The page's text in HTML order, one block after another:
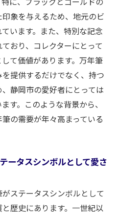
の価値を最大化するため
ン万年筆高価買取の実態
ラン買取の最新市場動向
の高価買取事例の紹介
取が実現するモンブラン
でのモンブラン査定の流
ラン万年筆の高価買取を
略
象を与えるため、地元のビ
います。また、特別な記念
おり、コレクターにとって
て価値があります。万年筆
提供するだけでなく、持つ
静岡市の愛好者にとっては
す。このような背景から、
の需要が年々高まっている
ータスシンボルとして愛さ
ステータスシンボルとして
歴史にあります。一世紀以